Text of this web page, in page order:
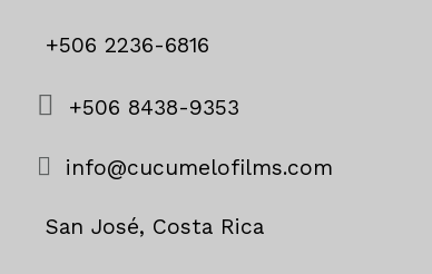
+506 2236-6816
+506 8438-9353
info@cucumelofilms.com
San José, Costa Rica